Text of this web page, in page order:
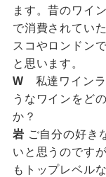
ます。昔のワイ
で消費されてい
スコやロンドン
と思います。
W 私達ワインラ
うなワインをど
か？
岩 ご自分の好き
いと思うのです
もトップレベル